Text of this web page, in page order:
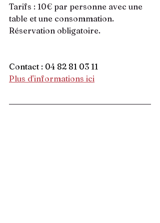
Tarifs : 10€ par personne avec une
table et une consommation.
Réservation obligatoire.
Contact : 04 82 81 03 11
Plus d'informations ici